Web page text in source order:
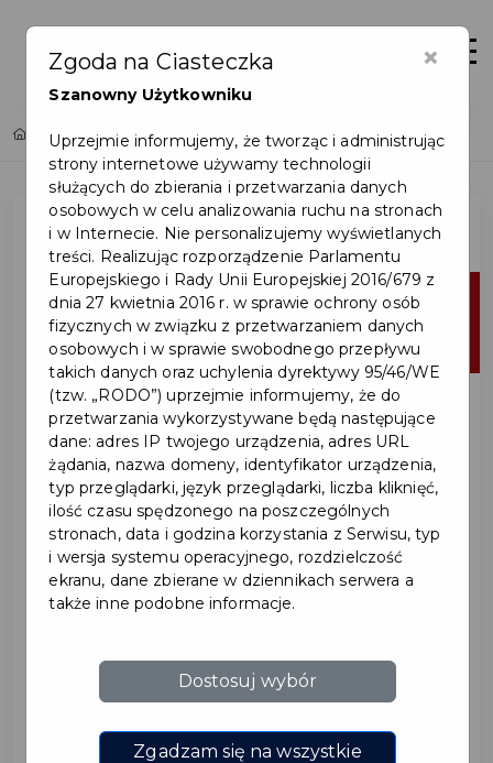
Zaloguj
Home Lista aktualności
29
KROSS S.A. – nowy partner
Pruszczańskiej Karty
×
Zgoda na Ciasteczka
Szanowny Użytkowniku
Uprzejmie informujemy, że tworząc i administrując
strony internetowe używamy technologii
służących do zbierania i przetwarzania danych
osobowych w celu analizowania ruchu na stronach
i w Internecie. Nie personalizujemy wyświetlanych
treści. Realizując rozporządzenie Parlamentu
Europejskiego i Rady Unii Europejskiej 2016/679 z
dnia 27 kwietnia 2016 r. w sprawie ochrony osób
fizycznych w związku z przetwarzaniem danych
osobowych i w sprawie swobodnego przepływu
takich danych oraz uchylenia dyrektywy 95/46/WE
(tzw. „RODO”) uprzejmie informujemy, że do
przetwarzania wykorzystywane będą następujące
dane: adres IP twojego urządzenia, adres URL
żądania, nazwa domeny, identyfikator urządzenia,
typ przeglądarki, język przeglądarki, liczba kliknięć,
ilość czasu spędzonego na poszczególnych
stronach, data i godzina korzystania z Serwisu, typ
i wersja systemu operacyjnego, rozdzielczość
ekranu, dane zbierane w dziennikach serwera a
także inne podobne informacje.
Dostosuj wybór
Zgadzam się na wszystkie